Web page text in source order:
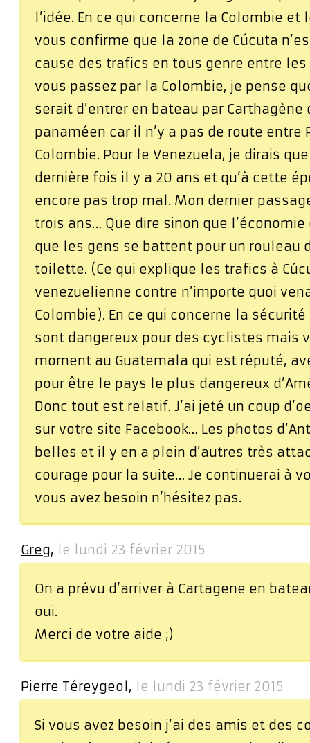
l’idée. En ce qui concerne la Colombie et
vous confirme que la zone de Cúcuta
cause des trafics en tous genre entre les
vous passez par la Colombie, je pense
serait d’entrer en bateau par Carthagène
panaméen car il n’y a pas de route entre
Colombie. Pour le Venezuela, je dirais
dernière fois il y a 20 ans et qu’à cette
encore pas trop mal. Mon dernier
trois ans… Que dire sinon que
que les gens se battent pour un rouleau
toilette. (Ce qui explique les trafics à
venezuelienne contre n’importe quoi
Colombie). En ce qui concerne la
sont dangereux pour des cyclistes mais
moment au Guatemala qui est réputé,
pour être le pays le plus dangereux
Donc tout est relatif. J’ai jeté un coup
sur votre site Facebook… Les photos
belles et il y en a plein d’autres très
courage pour la suite… Je continuerai à
vous avez besoin n’hésitez pas.
Greg, le lundi 23 février 2015
On a prévu d’arriver à Cartagene en
oui.
Merci de votre aide ;)
Pierre Téreygeol, le lundi 23 février 2015
Si vous avez besoin j’ai des amis et des